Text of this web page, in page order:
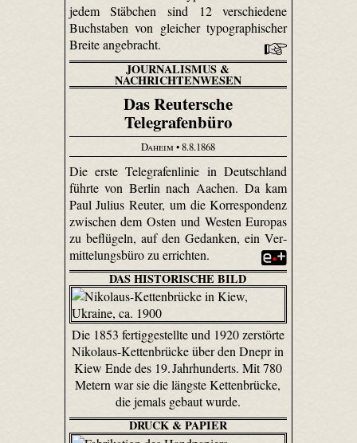
jedem Stäbchen sind 12 verschiedene
Buchstaben von gleicher typographischer
Breite angebracht.
JOURNALISMUS &
NACHRICHTENWESEN
Das Reutersche
Telegrafenbüro
Daheim• 8.8.1868
Die erste Telegrafenlinie in Deutschland
führte von Berlin nach Aachen. Da kam
Paul Julius Reuter, um die Korrespondenz
zwischen dem Osten und Westen Europas
zu beflügeln, auf den Gedanken, ein Ver­
mittelungs­büro zu errichten.
DAS HISTORISCHE BILD
Die 1853 fertiggestellte und 1920 zerstörte
Nikolaus-Kettenbrücke über den Dnepr in
Kiew Ende des 19. Jahrhunderts. Mit 780
Metern war sie die längste Kettenbrücke,
die jemals gebaut wurde.
DRUCK & PAPIER